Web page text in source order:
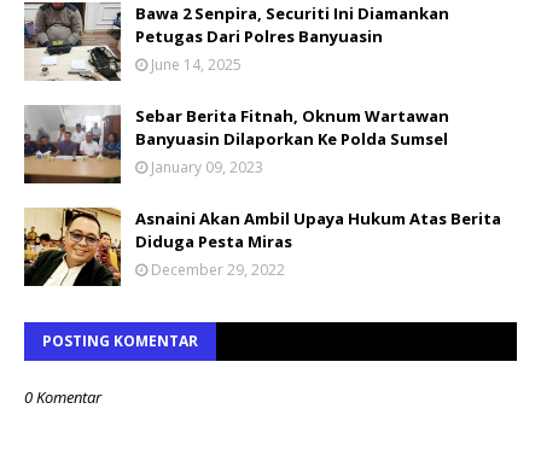
Bawa 2 Senpira, Securiti Ini Diamankan
Petugas Dari Polres Banyuasin
June 14, 2025
Sebar Berita Fitnah, Oknum Wartawan
Banyuasin Dilaporkan Ke Polda Sumsel
January 09, 2023
Asnaini Akan Ambil Upaya Hukum Atas Berita
Diduga Pesta Miras
December 29, 2022
POSTING KOMENTAR
0 Komentar